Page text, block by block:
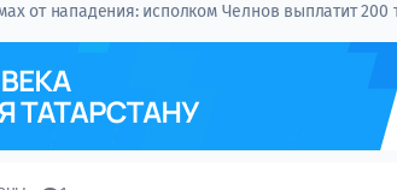
от нападения: исполком Челнов выплатит 200